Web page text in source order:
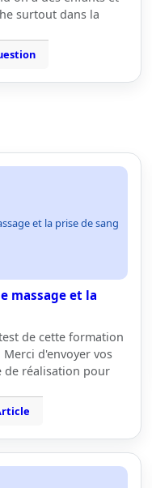
surtout dans la
et la prise de sang
massage et la
de cette formation
d'envoyer vos
de réalisation pour